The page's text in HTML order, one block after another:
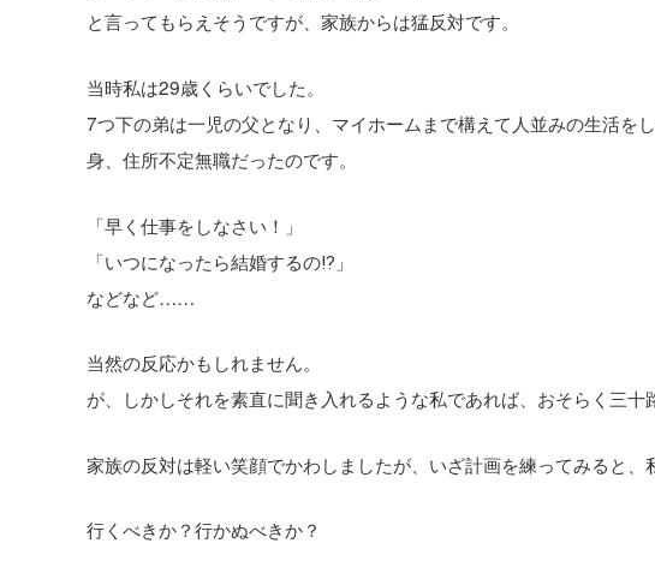
と言ってもらえそうですが、家族からは猛反対です。
当時私は29歳くらいでした。
7つ下の弟は一児の父となり、マイホームまで構えて人並みの生活を
身、住所不定無職だったのです。
「早く仕事をしなさい！」
「いつになったら結婚するの⁉︎」
などなど……
当然の反応かもしれません。
が、しかしそれを素直に聞き入れるような私であれば、おそらく三十
家族の反対は軽い笑顔でかわしましたが、いざ計画を練ってみると、
行くべきか？行かぬべきか？